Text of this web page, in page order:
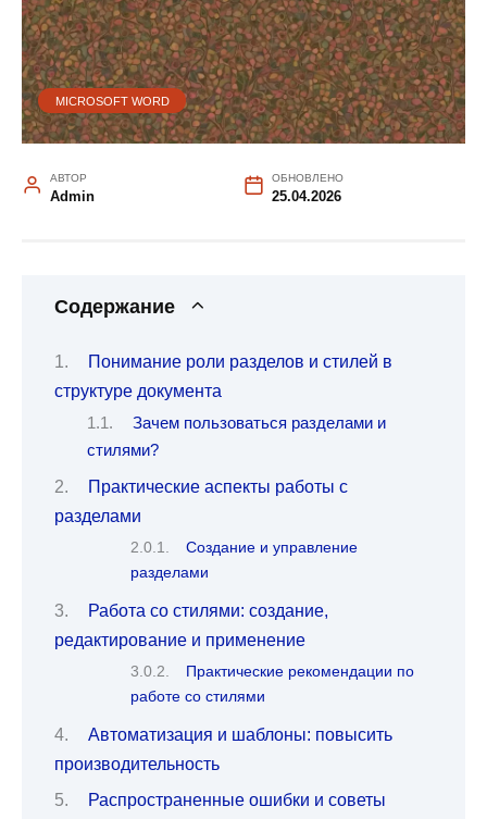
MICROSOFT WORD
АВТОР
Admin
ОБНОВЛЕНО
25.04.2026
Содержание
Понимание роли разделов и стилей в
структуре документа
Зачем пользоваться разделами и
стилями?
Практические аспекты работы с
разделами
Создание и управление
разделами
Работа со стилями: создание,
редактирование и применение
Практические рекомендации по
работе со стилями
Автоматизация и шаблоны: повысить
производительность
Распространенные ошибки и советы